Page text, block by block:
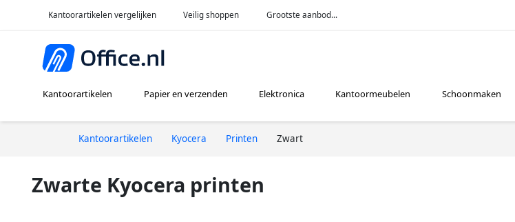
Kantoorartikelen vergelijken Veilig shoppen Grootste aanbod...
Kantoorartikelen Papier en verzenden Elektronica Kantoormeubelen Schoonmaken
Kantoorartikelen Kyocera Printen Zwart
Zwarte Kyocera printen